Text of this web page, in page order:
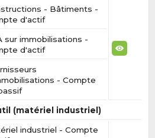
- Bâtiments -
d'actif
sur immobilisations -
d'actif
- Compte
(matériel industriel)
industriel - Compte